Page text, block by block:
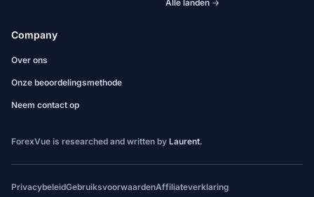
Alle landen →
Company
Over ons
Onze beoordelingsmethode
Neem contact op
ForexVue is researched and written by Laurent.
PrivacybeleidGebruiksvoorwaardenAffiliateverklaring